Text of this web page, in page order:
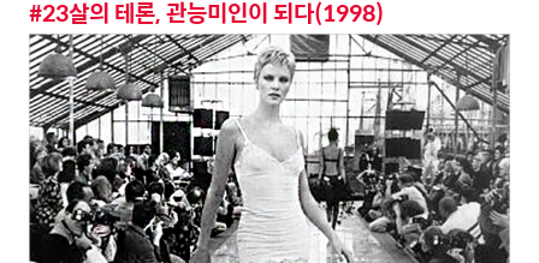
#23살의 테론, 관능미인이 되다(1998)